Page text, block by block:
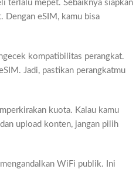
terlalu mepet. Sebaiknya siapkan
Dengan eSIM, kamu bisa
kompatibilitas perangkat.
Jadi, pastikan perangkatmu
kuota. Kalau kamu
upload konten, jangan pilih
WiFi publik. Ini